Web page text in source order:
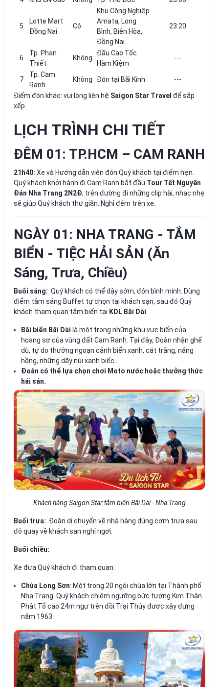
5
Lotte Mart
Đồng Nai
Có
Khu Công Nghiệp
Amata, Long
Bình, Biên Hòa,
Đồng Nai
23:20
6
Tp. Phan
Thiết
Không
Đầu Cao Tốc
Hàm Kiệm
---
7
Tp. Cam
Ranh
Không Đón tại Bãi Kinh ---
Điểm đón khác: vui lòng liên hệ Saigon Star Travel để sắp
xếp.
LỊCH TRÌNH CHI TIẾT
ĐÊM 01: TP.HCM – CAM RANH
21h40: Xe và Hướng dẫn viên đón Quý khách tại điểm hẹn.
Quý khách khởi hành đi Cam Ranh bắt đầu Tour Tết Nguyên
Đán Nha Trang 2N2Đ, trên đường đi những clip hài, nhạc nhẹ
sẽ giúp Quý khách thư giãn. Nghỉ đêm trên xe.
NGÀY 01: NHA TRANG - TẮM
BIỂN - TIỆC HẢI SẢN (Ăn
Sáng, Trưa, Chiều)
Buổi sáng: Quý khách có thể dậy sớm, đón bình minh. Dùng
điểm tâm sáng Buffet tự chọn tại khách sạn, sau đó Quý
khách tham quan tắm biển tại KDL Bãi Dài
Bãi biển Bãi Dài là một trong những khu vực biển của
hoang sơ của vùng đất Cam Ranh. Tại đây, Đoàn nhận ghế
dù, tự do thưởng ngoạn cảnh biển xanh, cát trắng, nắng
hồng, những dãy núi xanh biếc…
Đoàn có thể lựa chọn chơi Moto nước hoặc thưởng thức
hải sản.
Khách hàng Saigon Star tắm biển Bãi Dài - Nha Trang
Buổi trưa: Đoàn di chuyển về nhà hàng dùng cơm trưa sau
đó quay về khách sạn nghỉ ngơi.
Buổi chiều:
Xe đưa Quý khách đi tham quan:
Chùa Long Sơn: Một trong 20 ngôi chùa lớn tại Thành phố
Nha Trang Quý khách chiêm ngưỡng bức tượng Kim Thân
Phật Tổ cao 24m ngự trên đồi Trại Thủyđược xây đựng
năm 1963.